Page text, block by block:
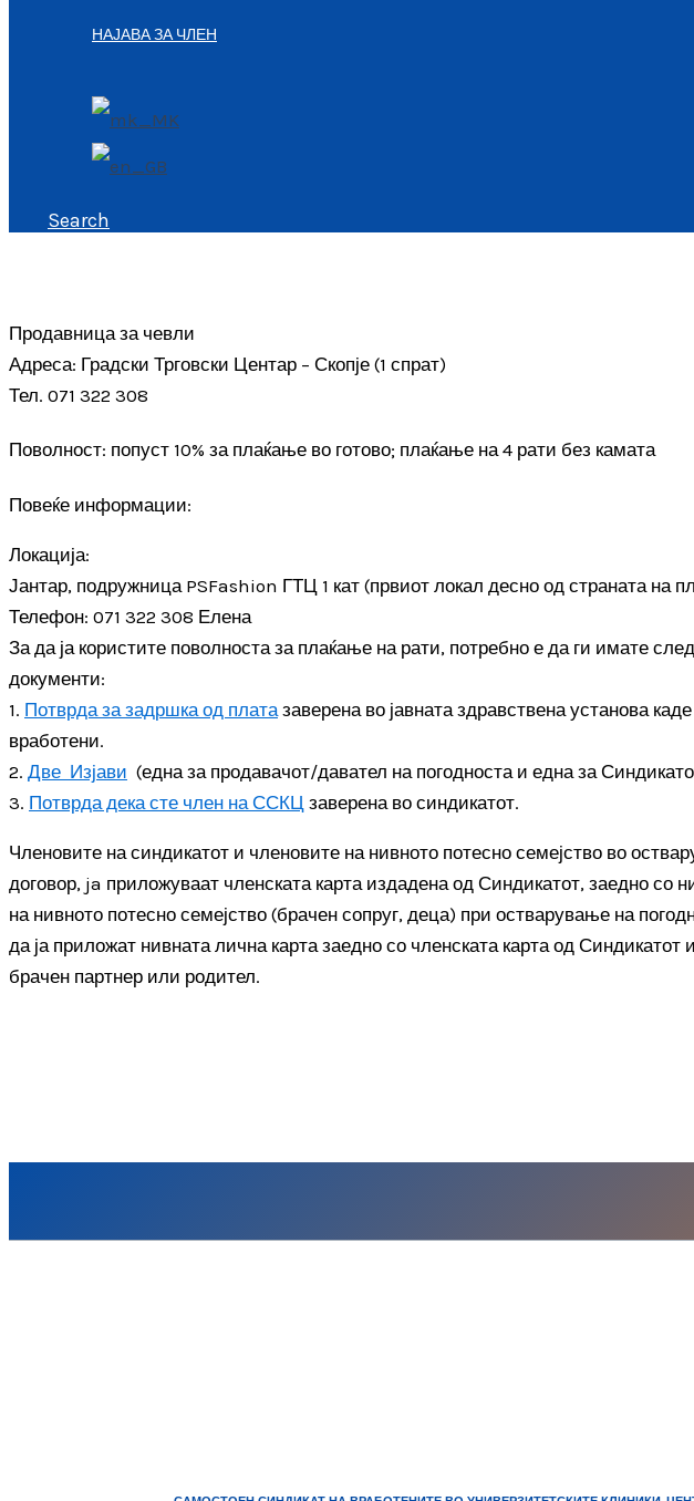
НАЈАВА ЗА ЧЛЕН
Search
Продавница за чевли
Адреса: Градски Трговски Центар – Скопје (1 спрат)
Тел. 071 322 308
Поволност: попуст 10% за плаќање во готово; плаќање на 4 рати без камата
Повеќе информации:
Локација:
Јантар, подружница PSFashion ГТЦ 1 кат (првиот локал десно од страната на
Телефон: 071 322 308 Елена
За да ја користите поволноста за плаќање на рати, потребно е да ги имате
документи:
1. Потврда за задршка од плата заверена во јавната здравствена установа
вработени.
2. Две Изјави (една за продавачот/давател на погодноста и една за
3. Потврда дека сте член на ССКЦ заверена во синдикатот.
Членовите на синдикатот и членовите на нивното потесно семејство во
договор, ja приложуваат членската карта издадена од Синдикатот, заедно со
на нивното потесно семејство (брачен сопруг, деца) при остварување на
да ја приложат нивната лична карта заедно со членската карта од Синдикатот
брачен партнер или родител.